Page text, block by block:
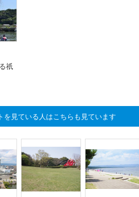
祇
を見ている人はこちらも見ています